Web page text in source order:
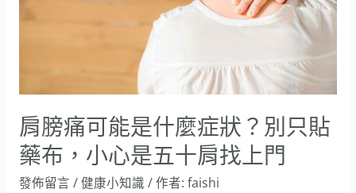
肩膀痛可能是什麼症狀？別只貼
藥布，小心是五十肩找上門
發佈留言 /健康小知識 / 作者: faishi